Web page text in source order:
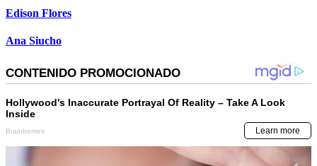
Edison Flores
Ana Siucho